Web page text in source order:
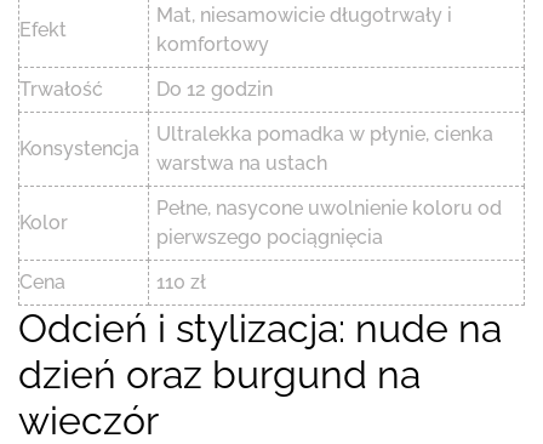
Efekt
Mat, niesamowicie długotrwały i
komfortowy
Trwałość
Do 12 godzin
Konsystencja
Ultralekka pomadka w płynie, cienka
warstwa na ustach
Kolor
Pełne, nasycone uwolnienie koloru od
pierwszego pociągnięcia
Cena
110 zł
Odcień i stylizacja: nude na
dzień oraz burgund na
wieczór